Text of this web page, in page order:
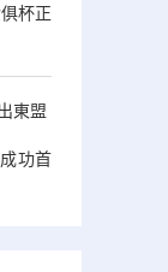
杯正
東盟
功首